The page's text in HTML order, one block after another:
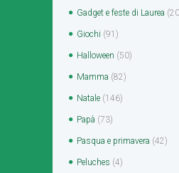
Gadget e feste di Laurea
Giochi (91)
Halloween (50)
Mamma (82)
Natale (146)
Papà (73)
Pasqua e primavera (42)
Peluches (4)